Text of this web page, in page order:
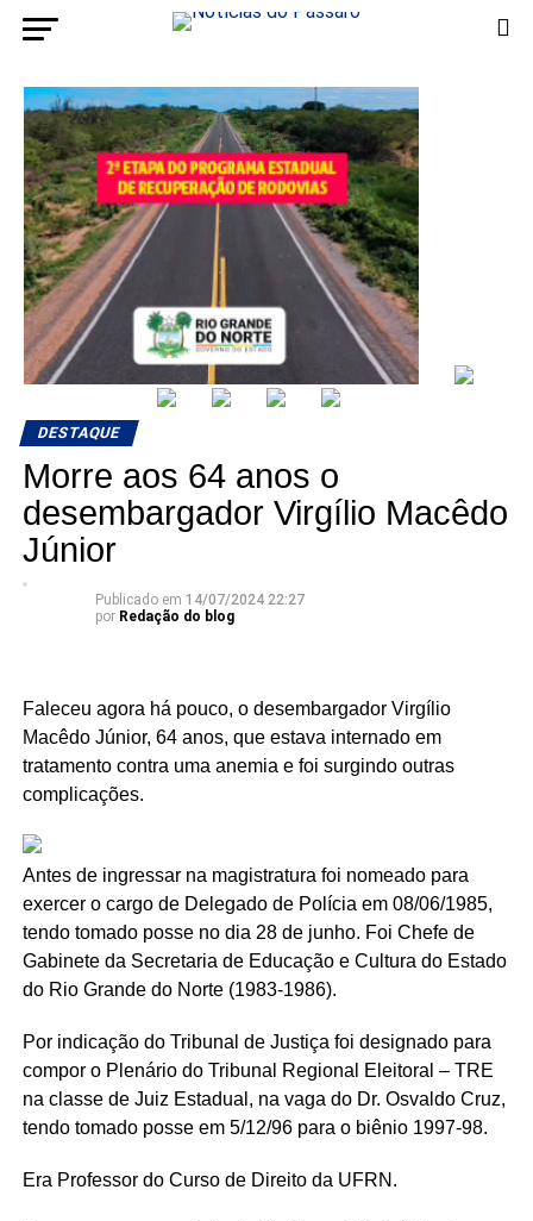
DESTAQUE
Morre aos 64 anos o
desembargador Virgílio Macêdo
Júnior
Publicado em 14/07/2024 22:27
por Redação do blog
Faleceu agora há pouco, o desembargador Virgílio
Macêdo Júnior, 64 anos, que estava internado em
tratamento contra uma anemia e foi surgindo outras
complicações.
Antes de ingressar na magistratura foi nomeado para
exercer o cargo de Delegado de Polícia em 08/06/1985,
tendo tomado posse no dia 28 de junho. Foi Chefe de
Gabinete da Secretaria de Educação e Cultura do Estado
do Rio Grande do Norte (1983-1986).
Por indicação do Tribunal de Justiça foi designado para
compor o Plenário do Tribunal Regional Eleitoral – TRE
na classe de Juiz Estadual, na vaga do Dr. Osvaldo Cruz,
tendo tomado posse em 5/12/96 para o biênio 1997-98.
Era Professor do Curso de Direito da UFRN.